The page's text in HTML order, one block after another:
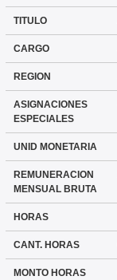
TITULO
CARGO
REGION
ASIGNACIONES
ESPECIALES
UNID MONETARIA
REMUNERACION
MENSUAL BRUTA
HORAS
CANT. HORAS
MONTO HORAS